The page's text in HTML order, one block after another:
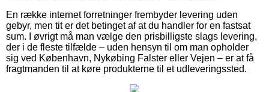
En række internet forretninger frembyder levering uden
gebyr, men tit er det betinget af at du handler for en fastsat
sum. I øvrigt må man vælge den prisbilligste slags levering,
der i de fleste tilfælde – uden hensyn til om man opholder
sig ved København, Nykøbing Falster eller Vejen – er at få
fragtmanden til at køre produkterne til et udleveringssted.